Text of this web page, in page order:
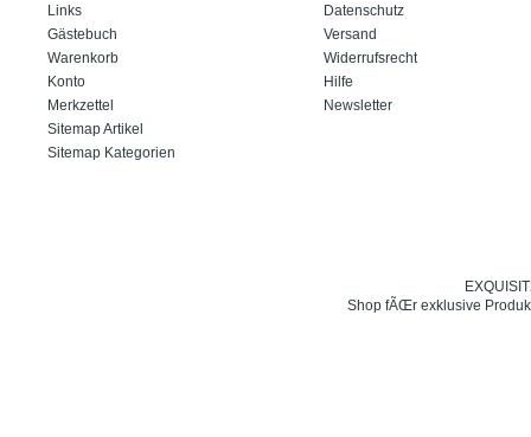
Links
Gästebuch
Warenkorb
Konto
Merkzettel
Sitemap Artikel
Sitemap Kategorien
Datenschutz
Versand
Widerrufsrecht
Hilfe
Newsletter
Shop fÃŒr exklusive